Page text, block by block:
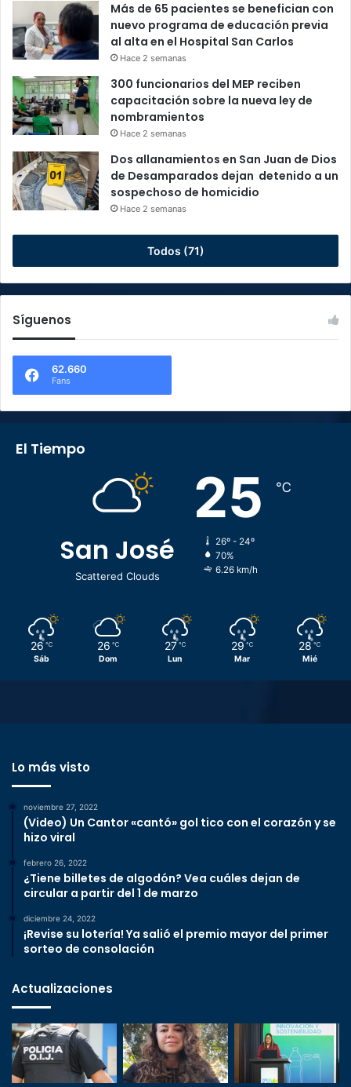
Más de 65 pacientes se benefician con
nuevo programa de educación previa
al alta en el Hospital San Carlos
Hace 2 semanas
300 funcionarios del MEP reciben
capacitación sobre la nueva ley de
nombramientos
Hace 2 semanas
Dos allanamientos en San Juan de Dios
de Desamparados dejan detenido a un
sospechoso de homicidio
Hace 2 semanas
Todos (71)
Síguenos
62.660
Fans
El Tiempo
San José
Scattered Clouds
25 ℃
26º - 24º
70%
6.26 km/h
26 ℃
Sáb
26 ℃
Dom
27 ℃
Lun
29 ℃
Mar
28 ℃
Mié
Lo más visto
noviembre 27, 2022
(Video) Un Cantor «cantó» gol tico con el corazón y se
hizo viral
febrero 26, 2022
¿Tiene billetes de algodón? Vea cuáles dejan de
circular a partir del 1 de marzo
diciembre 24, 2022
¡Revise su lotería! Ya salió el premio mayor del primer
sorteo de consolación
Actualizaciones